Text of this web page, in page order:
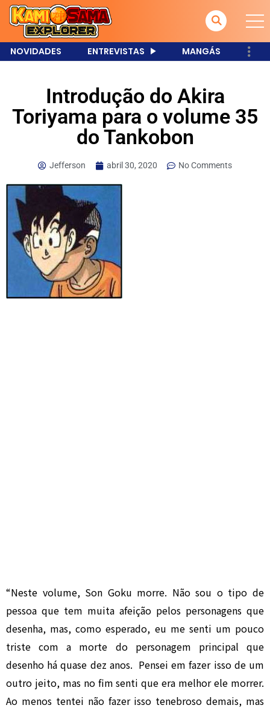
NOVIDADES ENTREVISTAS MANGÁS
Introdução do Akira
Toriyama para o volume 35
do Tankobon
Jefferson abril 30, 2020 No Comments
“Neste volume, Son Goku morre. Não sou o tipo de
pessoa que tem muita afeição pelos personagens que
desenha, mas, como esperado, eu me senti um pouco
triste com a morte do personagem principal que
desenho há quase dez anos. Pensei em fazer isso de um
outro jeito, mas no fim senti que era melhor ele morrer.
Ao menos tentei não fazer isso tenebroso demais, mas